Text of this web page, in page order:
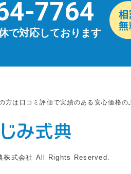
7764
で対応しております
方は口コミ評価で実績のある安心価格の
株式会社 All Rights Reserved.